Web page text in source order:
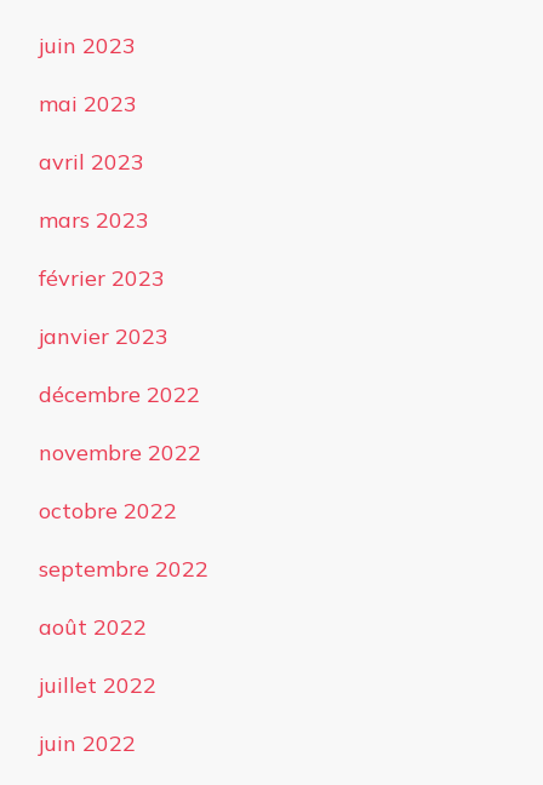
juin 2023
mai 2023
avril 2023
mars 2023
février 2023
janvier 2023
décembre 2022
novembre 2022
octobre 2022
septembre 2022
août 2022
juillet 2022
juin 2022